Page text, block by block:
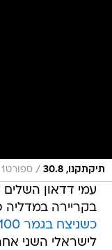
תיקתקנו, 30.8 / ספורט1
עמי דדאון השלים
בקריירה
כשניצח בגמר 100 מטר חופשי בשחייה
לישראלי השני